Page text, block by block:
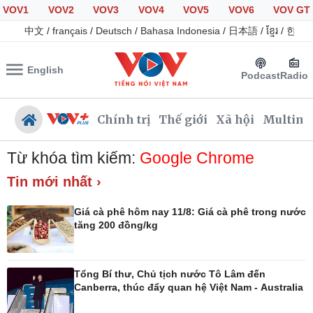
VOV1 VOV2 VOV3 VOV4 VOV5 VOV6
VOV GT
中文 / français / Deutsch / Bahasa Indonesia / 日本語 / ខ្មែរ / 한국
English PodcastRadio
Chính trị Thế giới Xã hội
Đảng
Tổ chức nhân sự
Quốc hội
Việc làm
Biển đảo
Từ khóa tìm kiếm: Google Chrome
Tin mới nhất ›
Giá cà phê hôm nay 11/8: Giá cà phê trong nước
tăng 200 đồng/kg
Tổng Bí thư, Chủ tịch nước Tô Lâm đến
Canberra, thúc đẩy quan hệ Việt Nam - Australia